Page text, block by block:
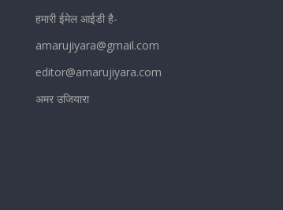
हमारी ईमेल आईडी है-
amarujiyara@gmail.com
editor@amarujiyara.com
अमर उजियारा